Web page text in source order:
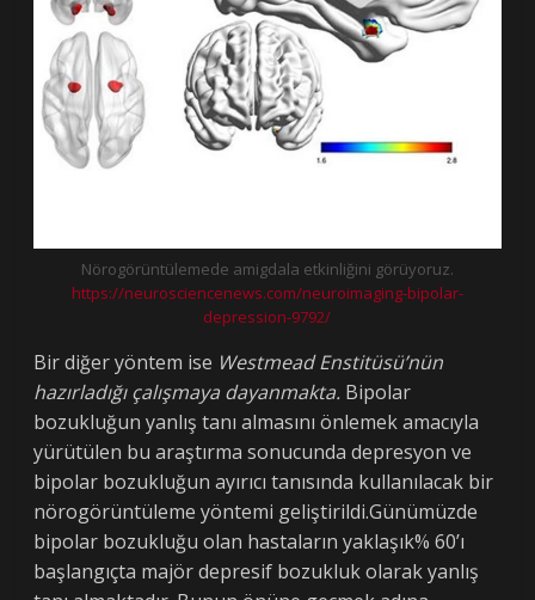
Nörogörüntülemede amigdala etkinliğini görüyoruz.
https://neurosciencenews.com/neuroimaging-bipolar-
depression-9792/
Bir diğer yöntem ise Westmead Enstitüsü’nün
hazırladığı çalışmaya dayanmakta. Bipolar
bozukluğun yanlış tanı almasını önlemek amacıyla
yürütülen bu araştırma sonucunda depresyon ve
bipolar bozukluğun ayırıcı tanısında kullanılacak bir
nörogörüntüleme yöntemi geliştirildi.Günümüzde
bipolar bozukluğu olan hastaların yaklaşık% 60’ı
başlangıçta majör depresif bozukluk olarak yanlış